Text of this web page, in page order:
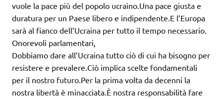
vuole la pace più del popolo ucraino.Una pace giusta e
duratura per un Paese libero e indipendente.E l’Europa
sarà al fianco dell’Ucraina per tutto il tempo necessario.
Onorevoli parlamentari,
Dobbiamo dare all’Ucraina tutto ciò di cui ha bisogno per
resistere e prevalere.Ciò implica scelte fondamentali
per il nostro futuro.Per la prima volta da decenni la
nostra libertà è minacciata.È nostra responsabilità fare